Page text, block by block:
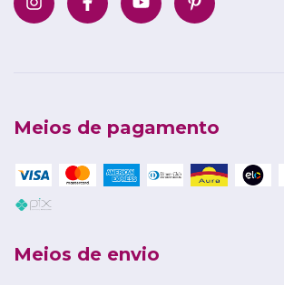
Meios de pagamento
Meios de envio